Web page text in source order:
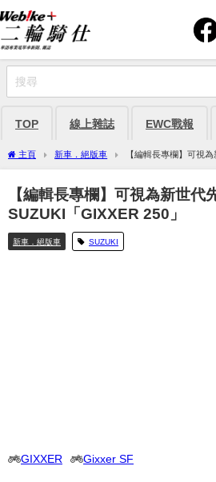
TOP 線上雜誌 EWC戰報
主頁 新車．絕版車
【編輯長專欄】可視
250」
【編輯長專欄】可視為新世代
SUZUKI「GIXXER 250」
新車．絕版車 SUZUKI
GIXXER Gixxer SF